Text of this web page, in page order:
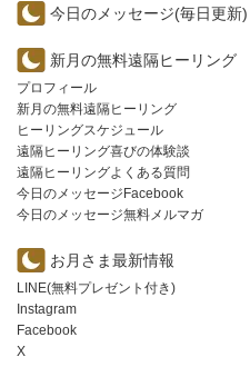
今日のメッセージ(毎日更新)
新月の無料遠隔ヒーリング
プロフィール
新月の無料遠隔ヒーリング
ヒーリングスケジュール
遠隔ヒーリング喜びの体験談
遠隔ヒーリングよくある質問
今日のメッセージFacebook
今日のメッセージ無料メルマガ
お月さま最新情報
LINE(無料プレゼント付き)
Instagram
Facebook
X